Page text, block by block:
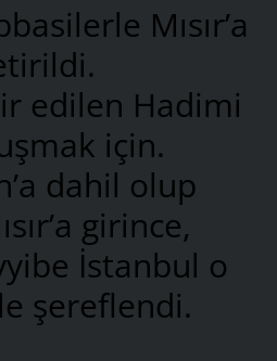
Mısır’a
edilen Hadimi
için.
dahil olup
girince,
İstanbul o
şereflendi.